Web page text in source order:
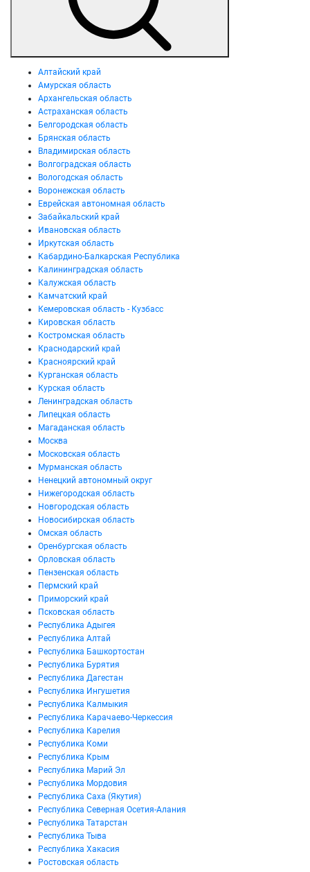
Алтайский край
Амурская область
Архангельская область
Астраханская область
Белгородская область
Брянская область
Владимирская область
Волгоградская область
Вологодская область
Воронежская область
Еврейская автономная область
Забайкальский край
Ивановская область
Иркутская область
Кабардино-Балкарская Республика
Калининградская область
Калужская область
Камчатский край
Кемеровская область - Кузбасс
Кировская область
Костромская область
Краснодарский край
Красноярский край
Курганская область
Курская область
Ленинградская область
Липецкая область
Магаданская область
Москва
Московская область
Мурманская область
Ненецкий автономный округ
Нижегородская область
Новгородская область
Новосибирская область
Омская область
Оренбургская область
Орловская область
Пензенская область
Пермский край
Приморский край
Псковская область
Республика Адыгея
Республика Алтай
Республика Башкортостан
Республика Бурятия
Республика Дагестан
Республика Ингушетия
Республика Калмыкия
Республика Карачаево-Черкессия
Республика Карелия
Республика Коми
Республика Крым
Республика Марий Эл
Республика Мордовия
Республика Саха (Якутия)
Республика Северная Осетия-Алания
Республика Татарстан
Республика Тыва
Республика Хакасия
Ростовская область